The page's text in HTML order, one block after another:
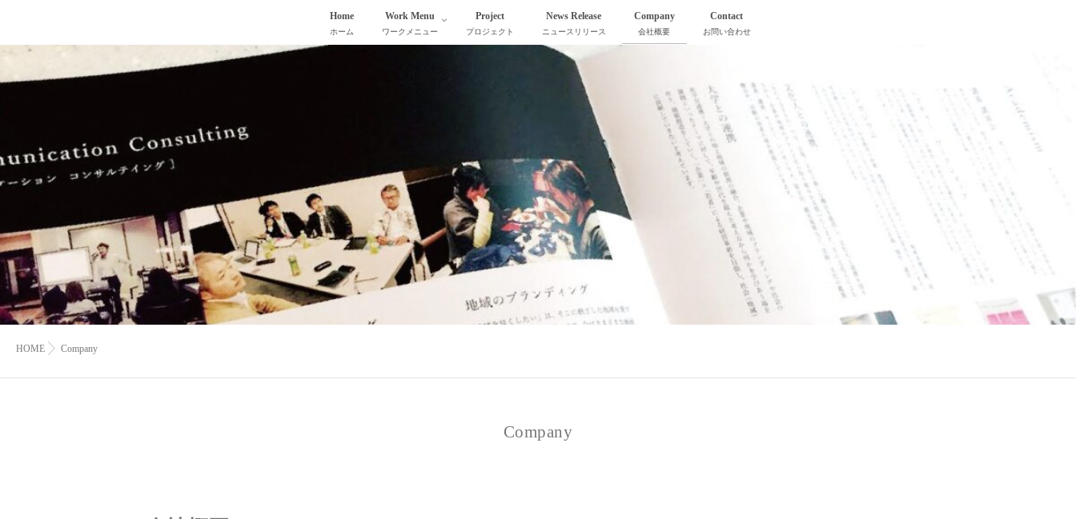
Home
ホーム
Work Menu
ワークメニュー
Project
プロジェクト
News Release
ニュースリリース
Company
会社概要
Contact
お問い合わせ
HOME Company
Company